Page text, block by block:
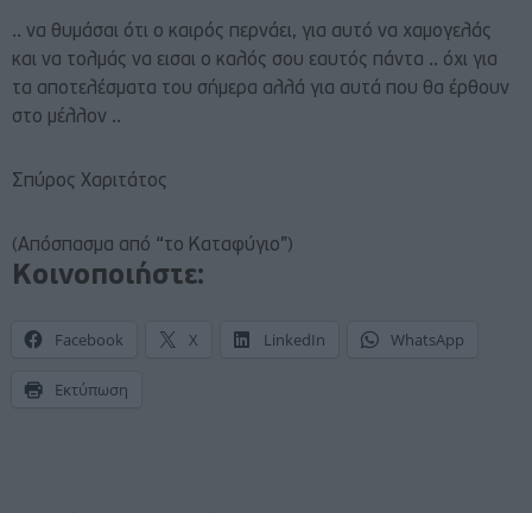
.. να θυμάσαι ότι ο καιρός περνάει, για αυτό να χαμογελάς
και να τολμάς να εισαι ο καλός σου εαυτός πάντα .. όχι για
τα αποτελέσματα του σήμερα αλλά για αυτά που θα έρθουν
στο μέλλον ..
Σπύρος Χαριτάτος
(Απόσπασμα από “το Καταφύγιο”)
Κοινοποιήστε:
Facebook X LinkedIn WhatsApp
Εκτύπωση